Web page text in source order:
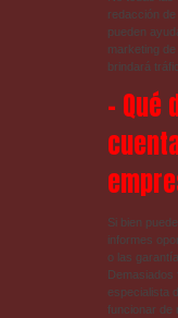
redacción
pueden
marketing
brindará
–
Si bien
informes
o las
Demasiados
especialista
funcionar de